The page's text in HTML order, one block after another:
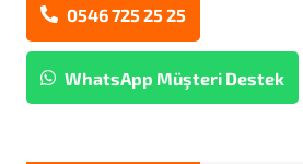
0546 725 25 25
WhatsApp Müşteri Destek